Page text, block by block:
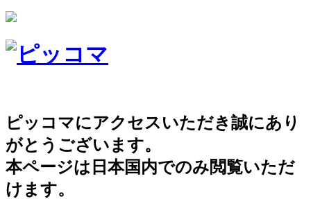
ピッコマにアクセスいただき誠にあり
がとうございます。
本ページは日本国内でのみ閲覧いただ
けます。